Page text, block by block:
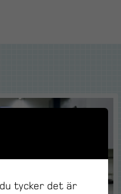
tycker det är